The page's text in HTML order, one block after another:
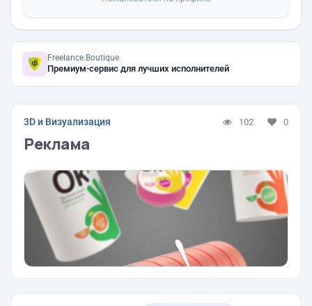
Freelance.Boutique
Премиум-сервис для лучших исполнителей
3D и Визуализация 102 0
Реклама